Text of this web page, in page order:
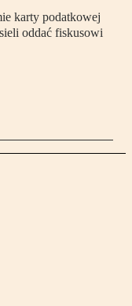
karty podatkowej
oddać fiskusowi